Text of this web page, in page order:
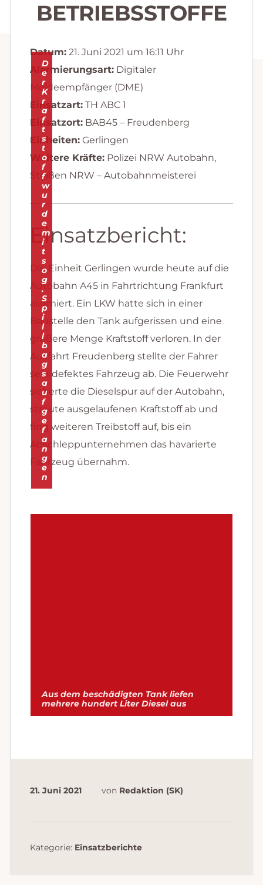
BETRIEBSSTOFFE
Datum:21. Juni 2021 um 16:11 Uhr
Alarmierungsart:Digitaler
Meldeempfänger (DME)
Einsatzart:TH ABC 1
Einsatzort:BAB45 – Freudenberg
Einheiten:Gerlingen
Weitere Kräfte:Polizei NRW Autobahn,
Straßen NRW – Autobahnmeisterei
Einsatzbericht:
Die Einheit Gerlingen wurde heute auf die
Autobahn A45 in Fahrtrichtung Frankfurt
alarmiert. Ein LKW hatte sich in einer
Baustelle den Tank aufgerissen und eine
größere Menge Kraftstoff verloren. In der
Ausfahrt Freudenberg stellte der Fahrer
sein defektes Fahrzeug ab. Die Feuerwehr
sicherte die Dieselspur auf der Autobahn,
streute ausgelaufenen Kraftstoff ab und
fing weiteren Treibstoff auf, bis ein
Abschleppunternehmen das havarierte
Fahrzeug übernahm.
D
e
r
K
r
a
f
t
s
t
o
f
f
w
u
r
d
e
m
i
t
s
o
g
.
S
p
i
l
l
b
a
g
s
a
u
f
g
e
f
a
n
g
e
n
Aus dem beschädigten Tank liefen
mehrere hundert Liter Diesel aus
21. Juni 2021 von Redaktion (SK)
Kategorie: Einsatzberichte